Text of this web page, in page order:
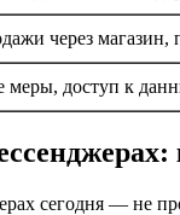
через магазин,
меры, доступ к
сегодня —